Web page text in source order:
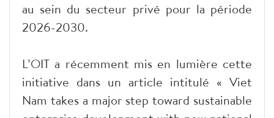
au sein du secteur privé pour la période
2026-2030.
L’OIT a récemment mis en lumière cette
initiative dans un article intitulé « Viet
Nam takes a major step toward sustainable